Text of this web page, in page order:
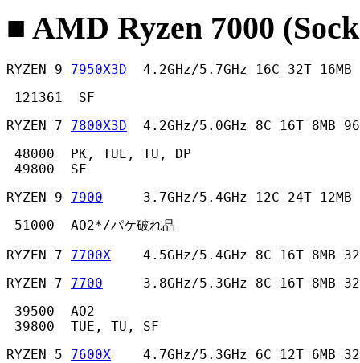
■ AMD Ryzen 7000
RYZEN 9 7950X3D
4.2GHz/5.7GHz 16C 32T 16MB
121361  SF
RYZEN 7 7800X3D
4.2GHz/5.0GHz 8C 16T 8MB
48000  PK, TUE, TU, DP
49800  SF
RYZEN 9 7900
3.7GHz/5.4GHz 12C 24T 12MB
51000  AO2*/パケ破れ品
RYZEN 7 7700X
4.5GHz/5.4GHz 8C 16T 8MB
RYZEN 7 7700
3.8GHz/5.3GHz 8C 16T 8MB
39500  AO2
39800  TUE, TU, SF
RYZEN 5 7600X
4.7GHz/5.3GHz 6C 12T 6MB